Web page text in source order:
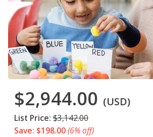
$2,944.00 (USD)
List Price: $3,142.00
Save: $198.00(6% off)